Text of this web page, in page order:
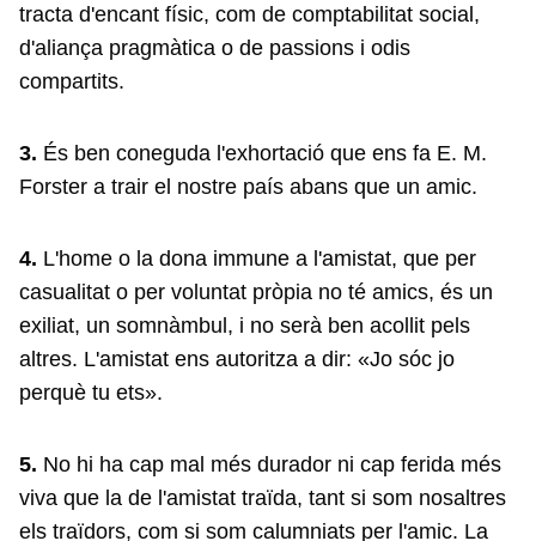
tracta d'encant físic, com de comptabilitat social,
d'aliança pragmàtica o de passions i odis
compartits.
3. És ben coneguda l'exhortació que ens fa E. M.
Forster a trair el nostre país abans que un amic.
4. L'home o la dona immune a l'amistat, que per
casualitat o per voluntat pròpia no té amics, és un
exiliat, un somnàmbul, i no serà ben acollit pels
altres. L'amistat ens autoritza a dir: «Jo sóc jo
perquè tu ets».
5. No hi ha cap mal més durador ni cap ferida més
viva que la de l'amistat traïda, tant si som nosaltres
els traïdors, com si som calumniats per l'amic. La